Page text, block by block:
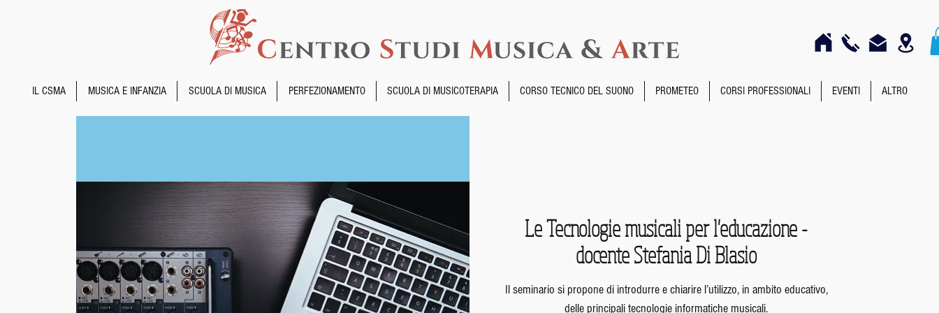
IL CSMA MUSICA E INFANZIA SCUOLA DI MUSICA PERFEZIONAMENTO SCUOLA DI MUSICOTERAPIA CORSO TECNICO DEL SUONO PROMETEO CORSI PROFESSIONALI EVENTI ALTRO
Le Tecnologie musicali per l'educazione -
docente Stefania Di Blasio
Il seminario si propone di introdurre e chiarire l’utilizzo, in ambito educativo,
delle principali tecnologie informatiche musicali.